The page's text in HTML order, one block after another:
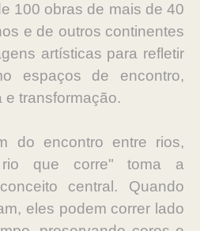
100 obras de mais de 40
e de outros continentes
artísticas para refletir
espaços de encontro,
e transformação.
do encontro entre rios,
que corre" toma a
central. Quando
eles podem correr lado